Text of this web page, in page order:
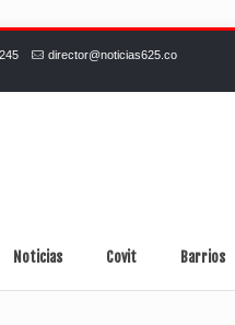
director@noticias625.co
Noticias Covit Barrios